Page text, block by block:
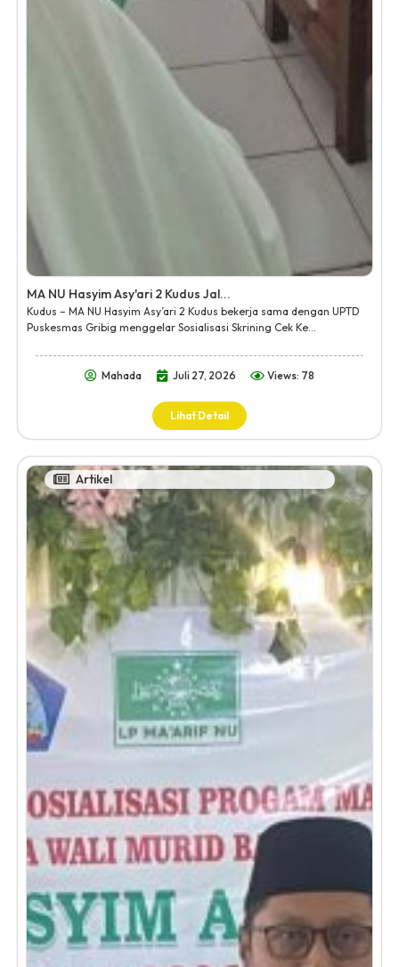
MA NU Hasyim Asy'ari 2 Kudus Jal...
Kudus – MA NU Hasyim Asy’ari 2 Kudus bekerja sama dengan UPTD
Puskesmas Gribig menggelar Sosialisasi Skrining Cek Ke...
Mahada Juli 27, 2026 Views: 78
Lihat Detail
Artikel